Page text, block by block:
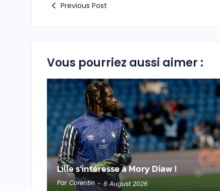
Previous Post
Vous pourriez aussi aimer :
Lille s’intéresse à Mory Diaw !
Par Corentin - 6 August 2026